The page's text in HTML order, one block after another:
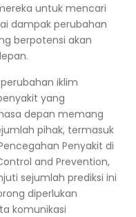
untuk mencari
dampak perubahan
berpotensi akan
iklim
yang
depan memang
pihak, termasuk
Penyakit di
and Prevention,
sejumlah prediksi ini
diperlukan
komunikasi